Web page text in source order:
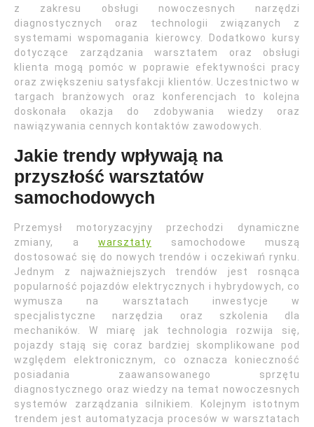
z zakresu obsługi nowoczesnych narzędzi
diagnostycznych oraz technologii związanych z
systemami wspomagania kierowcy. Dodatkowo kursy
dotyczące zarządzania warsztatem oraz obsługi
klienta mogą pomóc w poprawie efektywności pracy
oraz zwiększeniu satysfakcji klientów. Uczestnictwo w
targach branżowych oraz konferencjach to kolejna
doskonała okazja do zdobywania wiedzy oraz
nawiązywania cennych kontaktów zawodowych.
Jakie trendy wpływają na
przyszłość warsztatów
samochodowych
Przemysł motoryzacyjny przechodzi dynamiczne
zmiany, a warsztaty samochodowe muszą
dostosować się do nowych trendów i oczekiwań rynku.
Jednym z najważniejszych trendów jest rosnąca
popularność pojazdów elektrycznych i hybrydowych, co
wymusza na warsztatach inwestycje w
specjalistyczne narzędzia oraz szkolenia dla
mechaników. W miarę jak technologia rozwija się,
pojazdy stają się coraz bardziej skomplikowane pod
względem elektronicznym, co oznacza konieczność
posiadania zaawansowanego sprzętu
diagnostycznego oraz wiedzy na temat nowoczesnych
systemów zarządzania silnikiem. Kolejnym istotnym
trendem jest automatyzacja procesów w warsztatach